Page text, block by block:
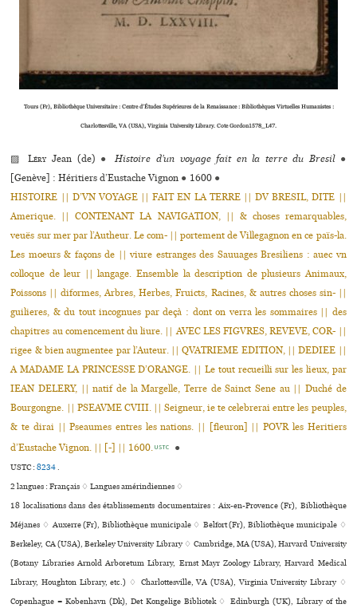
Tours (Fr), Bibliothèque Universitaire : Centre d’Études Supérieures de la Renaissance : Bibliothèques Virtuelles Humanistes :
Charlottesville, VA (USA), Virginia University Library. Cote Gordon1578_L47.
▨LéryJean (de) ● Histoire d’un voyage fait en la terre du Bresil ●
[Genève] : Héritiers d’Eustache Vignon ● 1600 ●
HISTOIRE || D’VN VOYAGE || FAIT EN LA TERRE || DV BRESIL, DITE ||
Amerique. || CONTENANT LA NAVIGATION, || & choses remarquables,
veuës sur mer par l’Autheur. Le com- || portement de Villegagnon en ce païs-la.
Les moeurs & façons de || viure estranges des Sauuages Bresiliens : auec vn
colloque de leur || langage. Ensemble la description de plusieurs Animaux,
Poissons || diformes, Arbres, Herbes, Fruicts, Racines, & autres choses sin- ||
guilieres, & du tout incognues par deçà : dont on verra les sommaires || des
chapitres au comencement du liure. || AVEC LES FIGVRES, REVEVE, COR- ||
rigee & bien augmentee par l’Auteur. || QVATRIEME EDITION, || DEDIEE ||
A MADAME LA PRINCESSE D’ORANGE. || Le tout recueilli sur les lieux, par
IEAN DELERY, || natif de la Margelle, Terre de Sainct Sene au || Duché de
Bourgongne. || PSEAVME CVIII. || Seigneur, ie te celebrerai entre les peuples,
& te dirai || Pseaumes entres les nations. || [fleuron] || POVR les Heritiers
d’Eustache Vignon. || [-] || 1600. USTC ●
USTC :8234.
2 langues :Français ♢Langues amérindiennes ♢
18 localisations dans des établissements documentaires : Aix-en-Provence (Fr), Bibliothèque
Méjanes ♢ Auxerre (Fr), Bibliothèque muni­ci­pale ♢ Belfort (Fr), Bibliothèque muni­ci­pale ♢
Berkeley, CA (USA), Berkeley University Library ♢ Cambridge, MA (USA), Harvard University
(Botany Libraries Arnold Arboretum Library, Ernst Mayr Zoology Library, Harvard Medical
Library, Houghton Library, etc.) ♢ Charlottesville, VA (USA), Virginia University Library ♢
Copenhague = København (Dk), Det Kongelige Bibliotek ♢ Edinburgh (UK), Library of the